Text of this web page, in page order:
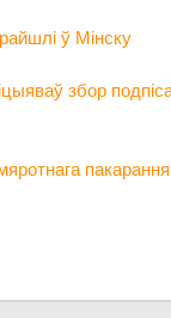
ў Мінску
збор
пакарання